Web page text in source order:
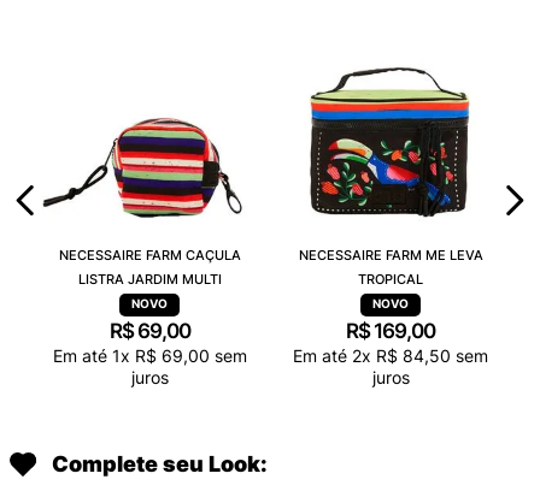
NECESSAIRE FARM CAÇULA
LISTRA JARDIM MULTI
R$ 69,00
Em até 1x R$ 69,00 sem
juros
NECESSAIRE FARM ME LEVA
TROPICAL
R$ 169,00
Em até 2x R$ 84,50 sem
juros
Complete seu Look: